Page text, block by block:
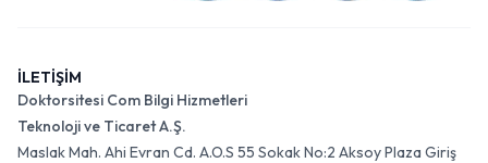
İLETİŞİM
Doktorsitesi Com Bilgi Hizmetleri
Teknoloji ve Ticaret A.Ş.
Maslak Mah. Ahi Evran Cd. A.O.S 55 Sokak No:2 Aksoy Plaza Giriş